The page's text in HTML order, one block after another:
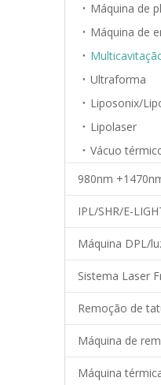
Ultraforma
Liposonix/
Lipolaser
Vácuo
IPL/SHR/E-
Máquina DPL/
Sistema Laser
Remoção de
Máquina de
Máquina